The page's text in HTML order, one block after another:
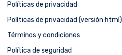
Políticas de privacidad
Políticas de privacidad (versión html)
Términos y condiciones
Política de seguridad